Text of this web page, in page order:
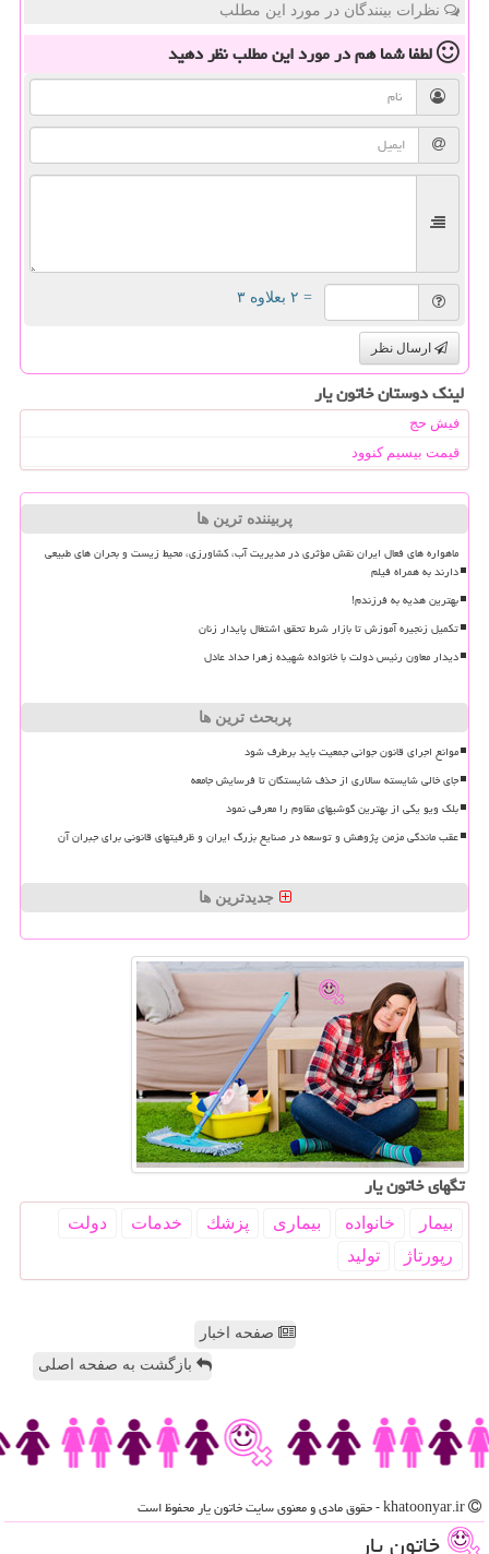
نظرات بینندگان در مورد این مطلب
لطفا شما همدر مورد این مطلبنظر دهید
= ۲ بعلاوه ۳
ارسال نظر
لینک دوستان خاتون یار
فیش حج
قیمت بیسیم کنوود
پربیننده ترین ها
ماهواره های فعال ایران نقش مؤثری در مدیریت آب، کشاورزی، محیط زیست و بحران های طبیعی
دارند به همراه فیلم
بهترین هدیه به فرزندم!
تکمیل زنجیره آموزش تا بازار شرط تحقق اشتغال پایدار زنان
دیدار معاون رئیس دولت با خانواده شهیده زهرا حداد عادل
پربحث ترین ها
موانع اجرای قانون جوانی جمعیت باید برطرف شود
جای خالی شایسته سالاری از حذف شایستگان تا فرسایش جامعه
بلک ویو یکی از بهترین گوشیهای مقاوم را معرفی نمود
عقب ماندگی مزمن پژوهش و توسعه در صنایع بزرگ ایران و ظرفیتهای قانونی برای جبران آن
جدیدترین ها
تگهای خاتون یار
بیمار خانواده بیماری پزشك خدمات
دولت
رپورتاژ
تولید
صفحه اخبار
بازگشت به صفحه اصلی
خاتون یار